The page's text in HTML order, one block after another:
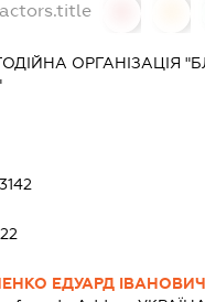
ОРГАНІЗАЦІЯ
ЕДУАРД ІВАНОВИЧ